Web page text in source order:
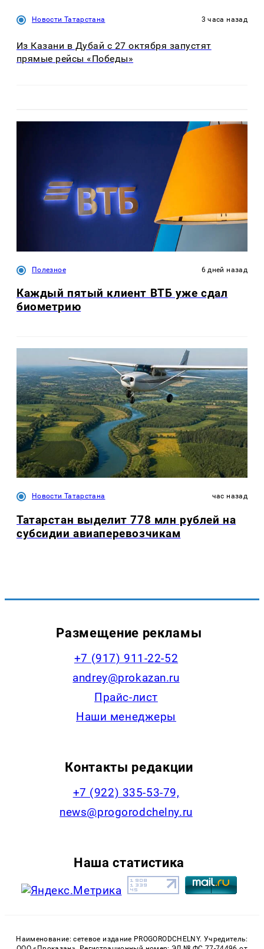
Новости Татарстана 3 часа назад
Из Казани в Дубай с 27 октября запустят
прямые рейсы «Победы»
Полезное 6 дней назад
Каждый пятый клиент ВТБ уже сдал
биометрию
Новости Татарстана час назад
Татарстан выделит 778 млн рублей на
субсидии авиаперевозчикам
Размещение рекламы
+7 (917) 911-22-52
andrey@prokazan.ru
Прайс-лист
Наши менеджеры
Контакты редакции
+7 (922) 335-53-79,
news@progorodchelny.ru
Наша статистика
Наименование: сетевое издание PROGORODCHELNY. Учредитель: